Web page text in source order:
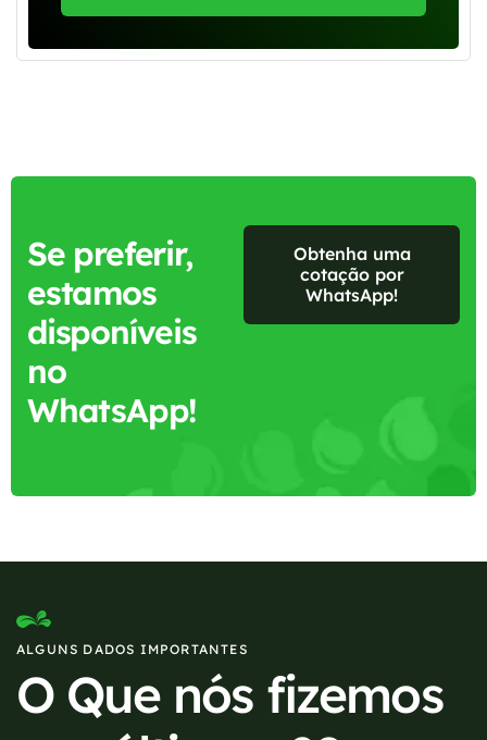
Se preferir,
estamos
disponíveis
no
WhatsApp!
Obtenha uma
cotação por
WhatsApp!
ALGUNS DADOS IMPORTANTES
O Que nós fizemos